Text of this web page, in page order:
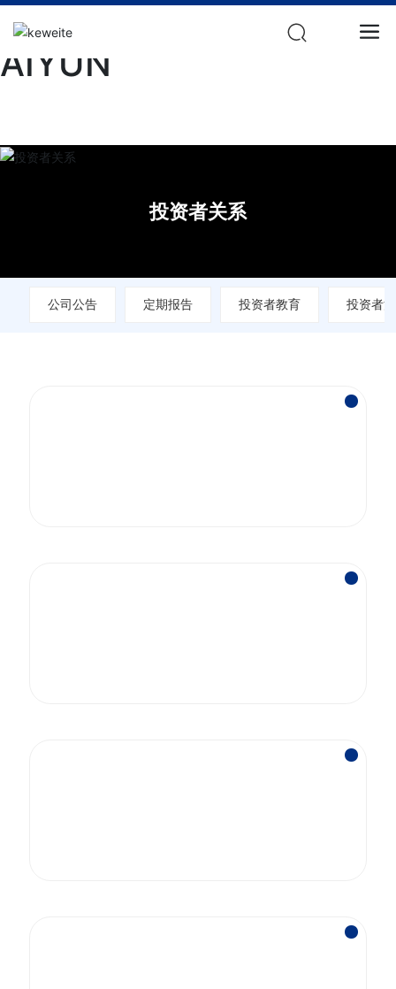
开云（电子官方网站）K
AIYUN
投资者关系
公司公告 定期报告 投资者教育 投资者